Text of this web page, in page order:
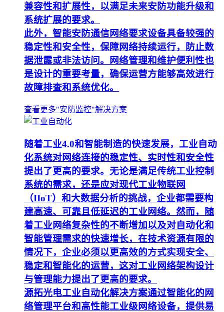
兼容性和扩展性，以满足未来安防功能升级和
系统扩展的要求。
此外，智能安防通信网络要求设备具备较强的
稳定性和安全性，保障网络持续运行，防止数
据泄露或非法访问。网络管理和维护便利性也
是设计的重要考量，确保运营方能够高效进行
故障排查和系统优化。
查看更多"安防监控"解决方案
随着工业4.0和智能制造的快速发展，工业自动
化系统对网络连接的稳定性、实时性和安全性
提出了更高的要求。无论是满足传统工业控制
系统的需求，还是应对现代工业物联网
（IIoT）和大数据分析的挑战，企业都需要构
建高速、可靠且低延迟的工业网络。然而，随
着工业网络复杂性的不断增加以及对自动化和
智能管理需求的快速增长，在技术资源有限的
情况下，企业必须以更高效的方式实现安全、
稳定和智能化的运营，这对工业网络架构设计
与管理能力提出了更高的要求。
源拓光电工业自动化解决方案通过智能化的网
络管理平台和高性能工业级网络设备，提供易